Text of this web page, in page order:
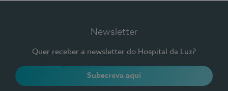
Newsletter
Quer receber a newsletter do Hospital da Luz?
Subscreva aqui